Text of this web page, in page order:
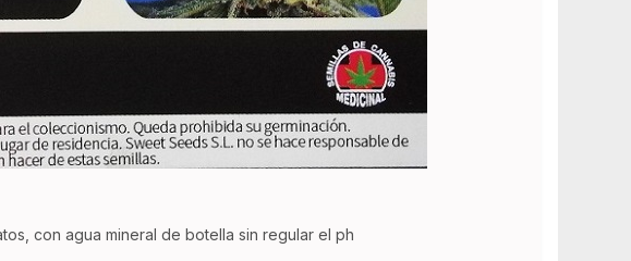
con agua mineral de botella sin regular el ph